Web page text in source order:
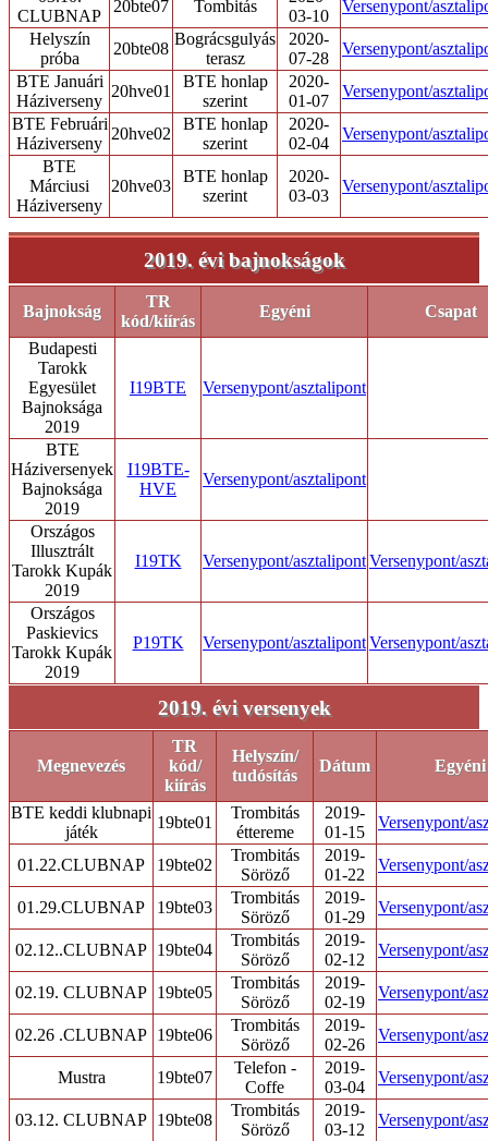
CLUBNAP
20bte07 Tombitás
03-10
Versenypont/
Helyszín
próba
20bte08
Bográcsgulyás
terasz
2020-
07-28
Versenypont/
BTE Januári
Háziverseny
20hve01
BTE honlap
szerint
2020-
01-07
Versenypont/
BTE Februári
Háziverseny
20hve02
BTE honlap
szerint
2020-
02-04
Versenypont/
BTE
Márciusi
Háziverseny
20hve03
BTE honlap
szerint
2020-
03-03
Versenypont/
2019. évi bajnokságok
Bajnokság
TR
kód/kiírás
Egyéni
Csapat
Budapesti
Tarokk
Egyesület
Bajnoksága
2019
I19BTE Versenypont/asztalipont
BTE
Háziversenyek
Bajnoksága
2019
I19BTE-
HVE
Versenypont/asztalipont
Országos
Illusztrált
Tarokk Kupák
2019
I19TK Versenypont/asztalipontVersenypont/
Országos
Paskievics
Tarokk Kupák
2019
P19TK Versenypont/asztalipontVersenypont/
2019. évi versenyek
Megnevezés
TR
kód/
kiírás
Helyszín/
tudósítás
Dátum Egyéni
BTE keddi klubnapi
játék
19bte01
Trombitás
éttereme
2019-
01-15
Versenypont/
01.22.CLUBNAP 19bte02
Trombitás
Söröző
2019-
01-22
Versenypont/
01.29.CLUBNAP 19bte03
Trombitás
Söröző
2019-
01-29
Versenypont/
02.12..CLUBNAP 19bte04
Trombitás
Söröző
2019-
02-12
Versenypont/
02.19. CLUBNAP 19bte05
Trombitás
Söröző
2019-
02-19
Versenypont/
02.26 .CLUBNAP 19bte06
Trombitás
Söröző
2019-
02-26
Versenypont/
Mustra 19bte07
Telefon -
Coffe
2019-
03-04
Versenypont/
03.12. CLUBNAP 19bte08
Trombitás
Söröző
2019-
03-12
Versenypont/